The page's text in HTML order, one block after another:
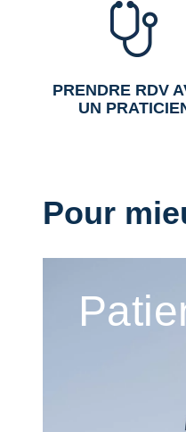
PRENDRE RDV
UN
Pour